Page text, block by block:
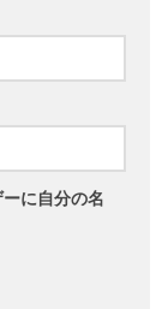
に自分の名